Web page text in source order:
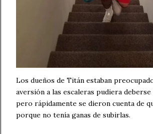
Los dueños de Titán estaban
aversión a las escaleras pudiera deberse
pero rápidamente se dieron cuenta de
porque no tenía ganas de subirlas.